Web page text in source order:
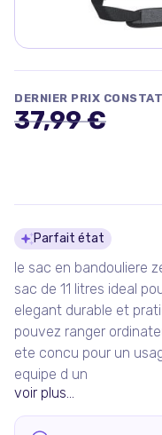
DERNIER PRIX
37,99 €
Détails
Parfait état
le sac en bandouliere
sac de 11 litres ideal
elegant durable et
pouvez ranger
ete concu pour un
equipe d un
voir plus...